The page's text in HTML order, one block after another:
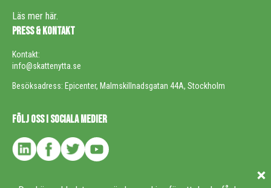
Läs mer här.
PRESS & KONTAKT
Kontakt:
info@skattenytta.se
Besöksadress: Epicenter, Malmskillnadsgatan 44A, Stockholm
FÖLJ OSS I SOCIALA MEDIER